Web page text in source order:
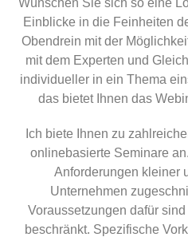
Wünschen Sie sich so eine
Einblicke in die Feinheiten
Obendrein mit der
mit dem Experten und
individueller in ein Thema
das bietet Ihnen das
Ich biete Ihnen zu
onlinebasierte Seminare
Anforderungen kleiner
Unternehmen
Voraussetzungen dafür
beschränkt. Spezifische